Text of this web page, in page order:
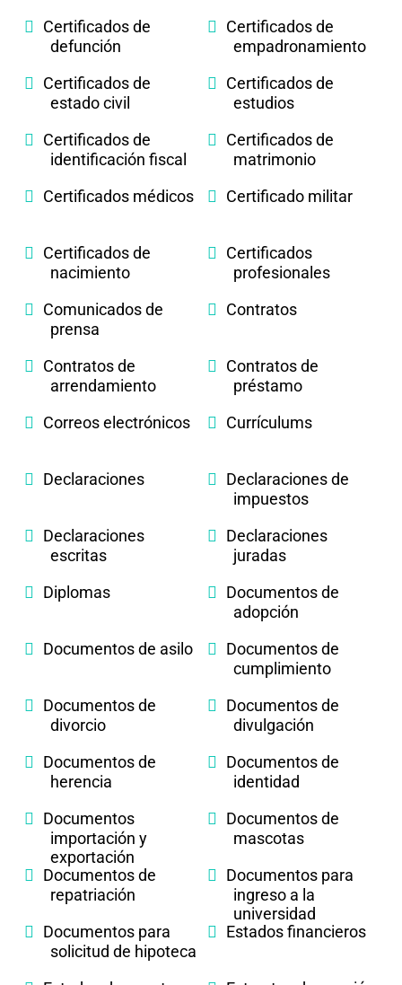
Certificados de
defunción
Certificados de
empadronamiento
Certificados de
estado civil
Certificados de
estudios
Certificados de
identificación fiscal
Certificados de
matrimonio
Certificados médicos
Certificado militar
Certificados de
nacimiento
Certificados
profesionales
Comunicados de
prensa
Contratos
Contratos de
arrendamiento
Contratos de
préstamo
Correos electrónicos
Currículums
Declaraciones
Declaraciones de
impuestos
Declaraciones
escritas
Declaraciones
juradas
Diplomas
Documentos de
adopción
Documentos de asilo
Documentos de
cumplimiento
Documentos de
divorcio
Documentos de
divulgación
Documentos de
herencia
Documentos de
identidad
Documentos
importación y
exportación
Documentos de
mascotas
Documentos de
repatriación
Documentos para
ingreso a la
universidad
Documentos para
solicitud de hipoteca
Estados financieros